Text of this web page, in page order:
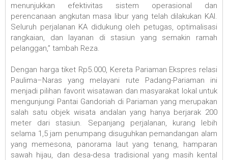
menunjukkan efektivitas sistem operasional dan
perencanaan angkutan masa libur yang telah dilakukan KAI.
Seluruh perjalanan KA didukung oleh petugas, optimalisasi
rangkaian, dan layanan di stasiun yang semakin ramah
pelanggan,” tambah Reza.
Dengan harga tiket Rp5.000, Kereta Pariaman Ekspres relasi
Paulima–Naras yang melayani rute Padang-Pariaman ini
menjadi pilihan favorit wisatawan dan masyarakat lokal untuk
mengunjungi Pantai Gandoriah di Pariaman yang merupakan
salah satu objek wisata andalan yang hanya berjarak 200
meter dari stasiun. Sepanjang perjalanan, kurang lebih
selama 1,5 jam penumpang disuguhkan pemandangan alam
yang memesona, panorama laut yang tenang, hamparan
sawah hijau, dan desa-desa tradisional yang masih kental